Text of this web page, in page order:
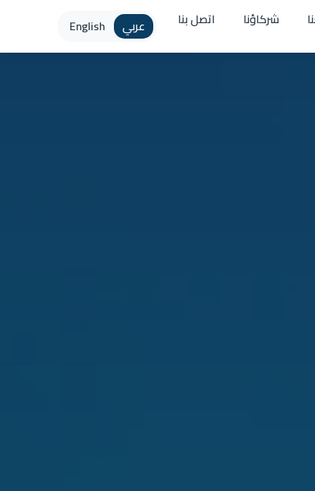
شركاؤنا اتصل بنا عربي English